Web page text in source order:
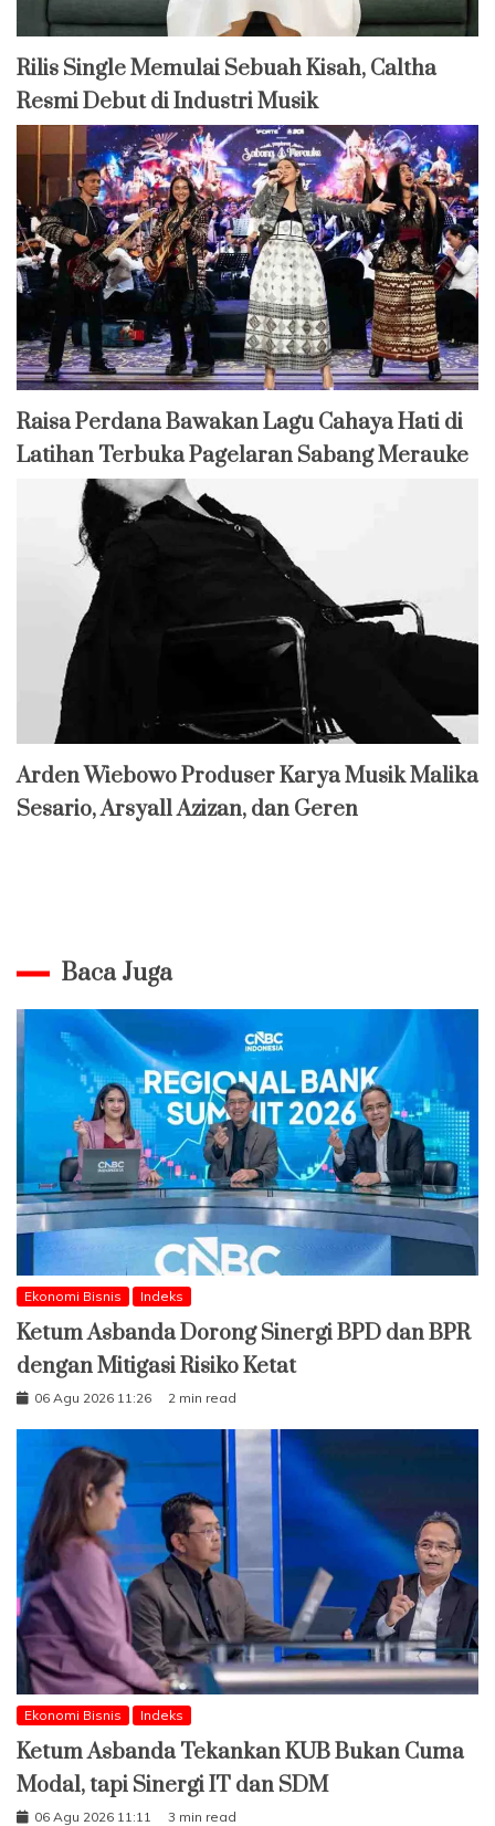
Rilis Single Memulai Sebuah Kisah, Caltha
Resmi Debut di Industri Musik
Raisa Perdana Bawakan Lagu Cahaya Hati di
Latihan Terbuka Pagelaran Sabang Merauke
Arden Wiebowo Produser Karya Musik Malika
Sesario, Arsyall Azizan, dan Geren
Baca Juga
Ekonomi Bisnis Indeks
Ketum Asbanda Dorong Sinergi BPD dan BPR
dengan Mitigasi Risiko Ketat
06 Agu 2026 11:26 2 min read
Ekonomi Bisnis Indeks
Ketum Asbanda Tekankan KUB Bukan Cuma
Modal, tapi Sinergi IT dan SDM
06 Agu 2026 11:11 3 min read